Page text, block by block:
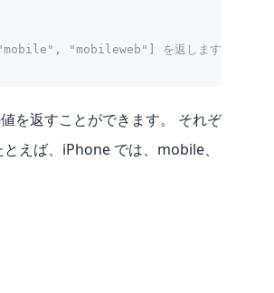
"mobileweb"] を返します
を返すことができます。 それぞ
えば、iPhone では、mobile、